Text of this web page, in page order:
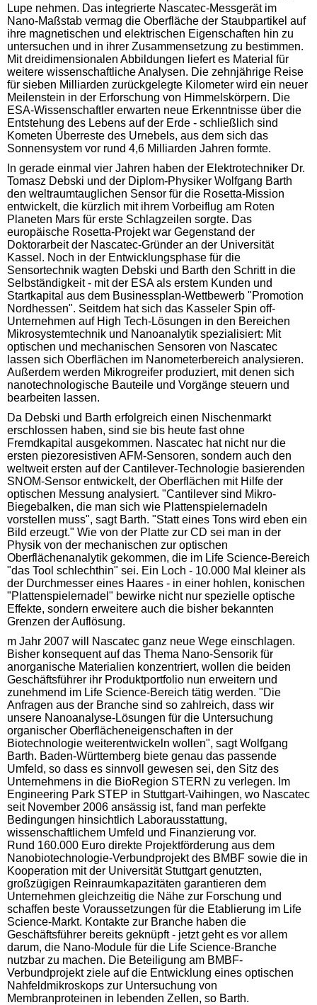
Lupe nehmen. Das integrierte Nascatec-Messgerät im
Nano-Maßstab vermag die Oberfläche der Staubpartikel auf
ihre magnetischen und elektrischen Eigenschaften hin zu
untersuchen und in ihrer Zusammensetzung zu bestimmen.
Mit dreidimensionalen Abbildungen liefert es Material für
weitere wissenschaftliche Analysen. Die zehnjährige Reise
für sieben Milliarden zurückgelegte Kilometer wird ein neuer
Meilenstein in der Erforschung von Himmelskörpern. Die
ESA-Wissenschaftler erwarten neue Erkenntnisse über die
Entstehung des Lebens auf der Erde - schließlich sind
Kometen Überreste des Urnebels, aus dem sich das
Sonnensystem vor rund 4,6 Milliarden Jahren formte.
In gerade einmal vier Jahren haben der Elektrotechniker Dr.
Tomasz Debski und der Diplom-Physiker Wolfgang Barth
den weltraumtauglichen Sensor für die Rosetta-Mission
entwickelt, die kürzlich mit ihrem Vorbeiflug am Roten
Planeten Mars für erste Schlagzeilen sorgte. Das
europäische Rosetta-Projekt war Gegenstand der
Doktorarbeit der Nascatec-Gründer an der Universität
Kassel. Noch in der Entwicklungsphase für die
Sensortechnik wagten Debski und Barth den Schritt in die
Selbständigkeit - mit der ESA als erstem Kunden und
Startkapital aus dem Businessplan-Wettbewerb "Promotion
Nordhessen". Seitdem hat sich das Kasseler Spin off-
Unternehmen auf High Tech-Lösungen in den Bereichen
Mikrosystemtechnik und Nanoanalytik spezialisiert: Mit
optischen und mechanischen Sensoren von Nascatec
lassen sich Oberflächen im Nanometerbereich analysieren.
Außerdem werden Mikrogreifer produziert, mit denen sich
nanotechnologische Bauteile und Vorgänge steuern und
bearbeiten lassen.
Da Debski und Barth erfolgreich einen Nischenmarkt
erschlossen haben, sind sie bis heute fast ohne
Fremdkapital ausgekommen. Nascatec hat nicht nur die
ersten piezoresistiven AFM-Sensoren, sondern auch den
weltweit ersten auf der Cantilever-Technologie basierenden
SNOM-Sensor entwickelt, der Oberflächen mit Hilfe der
optischen Messung analysiert. "Cantilever sind Mikro-
Biegebalken, die man sich wie Plattenspielernadeln
vorstellen muss", sagt Barth. "Statt eines Tons wird eben ein
Bild erzeugt." Wie von der Platte zur CD sei man in der
Physik von der mechanischen zur optischen
Oberflächenanalytik gekommen, die im Life Science-Bereich
"das Tool schlechthin" sei. Ein Loch - 10.000 Mal kleiner als
der Durchmesser eines Haares - in einer hohlen, konischen
"Plattenspielernadel" bewirke nicht nur spezielle optische
Effekte, sondern erweitere auch die bisher bekannten
Grenzen der Auflösung.
m Jahr 2007 will Nascatec ganz neue Wege einschlagen.
Bisher konsequent auf das Thema Nano-Sensorik für
anorganische Materialien konzentriert, wollen die beiden
Geschäftsführer ihr Produktportfolio nun erweitern und
zunehmend im Life Science-Bereich tätig werden. "Die
Anfragen aus der Branche sind so zahlreich, dass wir
unsere Nanoanalyse-Lösungen für die Untersuchung
organischer Oberflächeneigenschaften in der
Biotechnologie weiterentwickeln wollen", sagt Wolfgang
Barth. Baden-Württemberg biete genau das passende
Umfeld, so dass es sinnvoll gewesen sei, den Sitz des
Unternehmens in die BioRegion STERN zu verlegen. Im
Engineering Park STEP in Stuttgart-Vaihingen, wo Nascatec
seit November 2006 ansässig ist, fand man perfekte
Bedingungen hinsichtlich Laborausstattung,
wissenschaftlichem Umfeld und Finanzierung vor.
Rund 160.000 Euro direkte Projektförderung aus dem
Nanobiotechnologie-Verbundprojekt des BMBF sowie die in
Kooperation mit der Universität Stuttgart genutzten,
großzügigen Reinraumkapazitäten garantieren dem
Unternehmen gleichzeitig die Nähe zur Forschung und
schaffen beste Voraussetzungen für die Etablierung im Life
Science-Markt. Kontakte zur Branche haben die
Geschäftsführer bereits geknüpft - jetzt geht es vor allem
darum, die Nano-Module für die Life Science-Branche
nutzbar zu machen. Die Beteiligung am BMBF-
Verbundprojekt ziele auf die Entwicklung eines optischen
Nahfeldmikroskops zur Untersuchung von
Membranproteinen in lebenden Zellen, so Barth.